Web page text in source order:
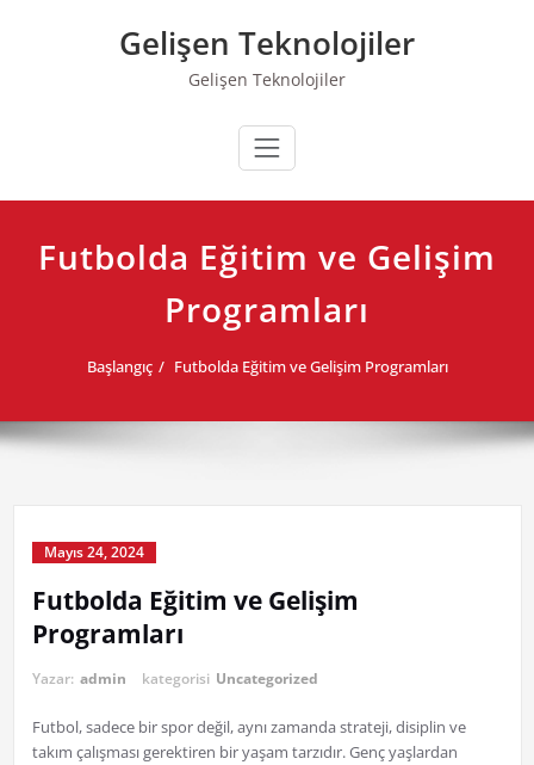
Gelişen Teknolojiler
Gelişen Teknolojiler
Futbolda Eğitim ve Gelişim
Programları
Başlangıç Futbolda Eğitim ve Gelişim Programları
Mayıs 24, 2024
Futbolda Eğitim ve Gelişim
Programları
Yazar: admin kategorisi Uncategorized
Futbol, sadece bir spor değil, aynı zamanda strateji, disiplin ve
takım çalışması gerektiren bir yaşam tarzıdır. Genç yaşlardan